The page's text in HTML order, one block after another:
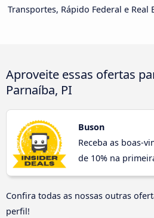
Transportes, Rápido Federal e Real
Aproveite essas ofertas
Parnaíba, PI
Buson
Receba as boas-
de 10% na
Confira todas as nossas outras
perfil!